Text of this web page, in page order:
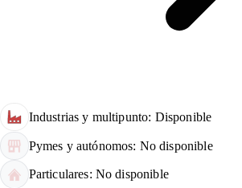
Industrias y multipunto: Disponible
Pymes y autónomos: No disponible
Particulares: No disponible